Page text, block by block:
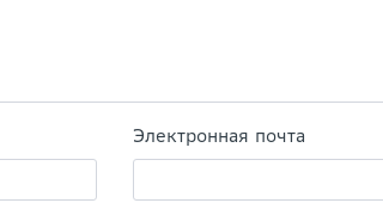
Электронная почта